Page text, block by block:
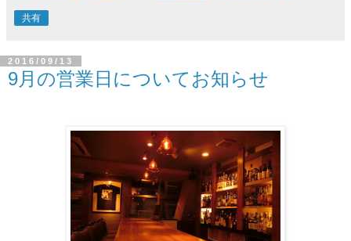
共有
2016/09/13
9月の営業日についてお知らせ